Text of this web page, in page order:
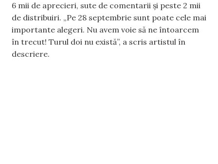
6 mii de aprecieri, sute de comentarii și peste 2 mii
de distribuiri. „Pe 28 septembrie sunt poate cele mai
importante alegeri. Nu avem voie să ne întoarcem
în trecut! Turul doi nu există”, a scris artistul în
descriere.